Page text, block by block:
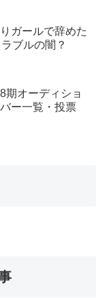
ガールで辞めた
ブルの闇？
期オーディショ
ー一覧・投票